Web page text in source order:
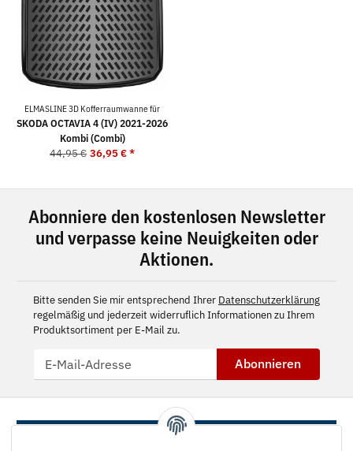
ELMASLINE 3D Kofferraumwanne für
SKODA OCTAVIA 4 (IV) 2021-2026
Kombi (Combi)
44,95 € 36,95 €*
Abonniere den kostenlosen Newsletter
und verpasse keine Neuigkeiten oder
Aktionen.
Bitte senden Sie mir entsprechend Ihrer Datenschutzerklärung
regelmäßig und jederzeit widerruflich Informationen zu Ihrem
Produktsortiment per E-Mail zu.
Abonnieren